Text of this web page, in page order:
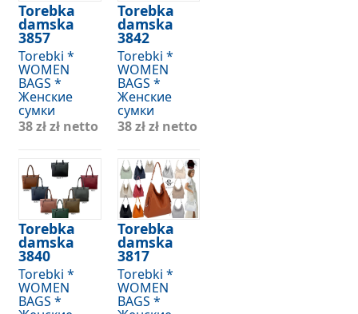
Torebka
damska
3857
Torebki *
WOMEN
BAGS *
Женские
сумки
38 złzł netto
Torebka
damska
3842
Torebki *
WOMEN
BAGS *
Женские
сумки
38 złzł netto
Torebka
damska
3840
Torebki *
WOMEN
BAGS *
Torebka
damska
3817
Torebki *
WOMEN
BAGS *